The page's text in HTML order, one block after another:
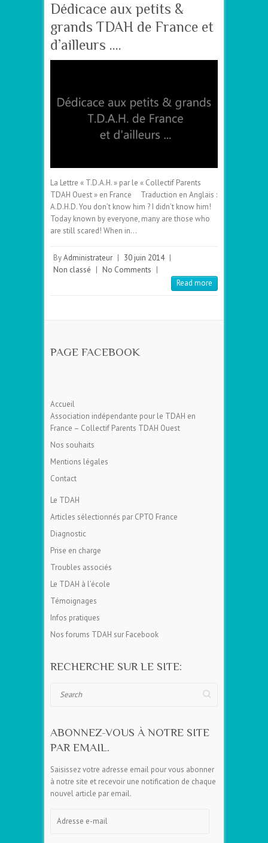
Dédicace aux petits &
grands TDAH de France et
d’ailleurs ….
La Lettre « T.D.A.H. » par le « Collectif Parents
TDAH Ouest » en France Traduction en Anglais :
A.D.H.D. You don’t know him ? I didn’t know him!
Today known by everyone, many are those who
are still scared! When in…
ByAdministrateur | 30 juin 2014 |
Non classé | No Comments |
Read more
PAGE FACEBOOK
Accueil
Association indépendante pour le TDAH en
France – Collectif Parents TDAH Ouest
Nos souhaits
Mentions légales
Contact
Le TDAH
Articles sélectionnés par CPTO France
Diagnostic
Prise en charge
Troubles associés
Le TDAH à l’école
Témoignages
Infos pratiques
Nos forums TDAH sur Facebook
RECHERCHE SUR LE SITE:
ABONNEZ-VOUS À NOTRE SITE
PAR EMAIL.
Saisissez votre adresse email pour vous abonner
à notre site et recevoir une notification de chaque
nouvel article par email.